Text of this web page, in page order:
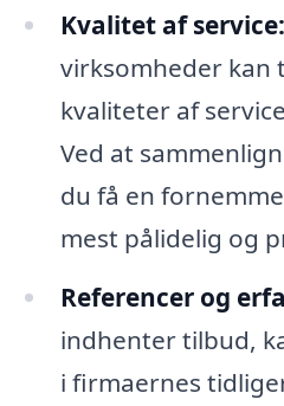
Kvalitet af service:
virksomheder kan
kvaliteter af
Ved at
du få en
mest pålidelig og
Referencer og
indhenter tilbud,
i firmaernes